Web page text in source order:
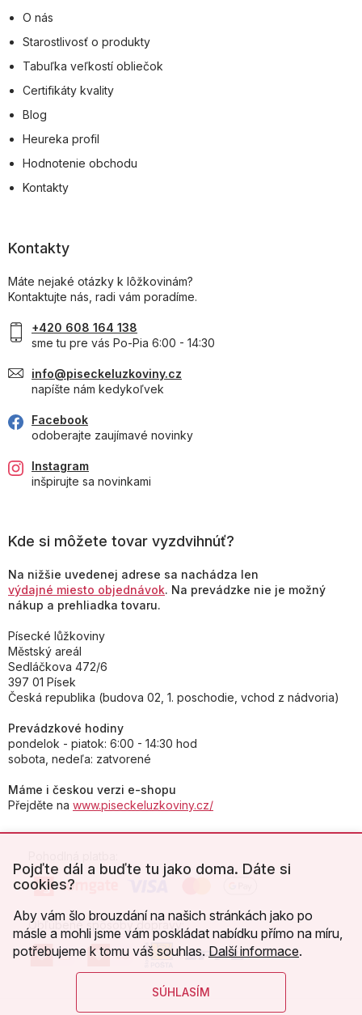
Pojďte dál a buďte tu jako doma. Dáte si
cookies?
Aby vám šlo brouzdání na našich stránkách jako po
másle a mohli jsme vám poskládat nabídku přímo na míru,
potřebujeme k tomu váš souhlas. Další informace.
SÚHLASÍM
O nás
Starostlivosť o produkty
Tabuľka veľkostí obliečok
Certifikáty kvality
Blog
Heureka profil
Hodnotenie obchodu
Kontakty
Kontakty
Máte nejaké otázky k lôžkovinám?
Kontaktujte nás, radi vám poradíme.
+420 608 164 138
sme tu pre vás Po-Pia 6:00 - 14:30
info@piseckeluzkoviny.cz
napíšte nám kedykoľvek
Facebook
odoberajte zaujímavé novinky
Instagram
inšpirujte sa novinkami
Kde si môžete tovar vyzdvihnúť?
Na nižšie uvedenej adrese sa nachádza len
výdajné miesto objednávok. Na prevádzke nie je možný
nákup a prehliadka tovaru.
Písecké lůžkoviny
Městský areál
Sedláčkova 472/6
397 01 Písek
Česká republika (budova 02, 1. poschodie, vchod z nádvoria)
Prevádzkové hodiny
pondelok - piatok: 6:00 - 14:30 hod
sobota, nedeľa: zatvorené
Máme i českou verzi e-shopu
Přejděte na www.piseckeluzkoviny.cz/
Obľúbené spôsoby dopravy: